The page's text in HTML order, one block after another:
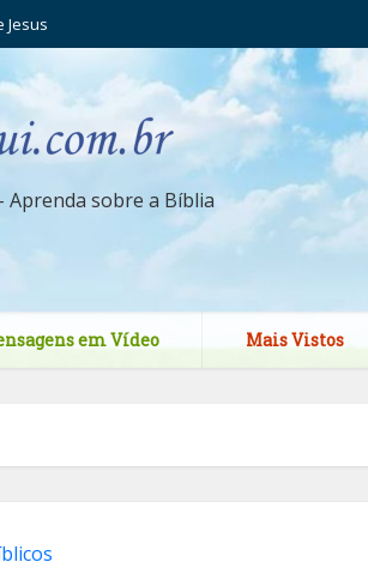
Jesus
Aprenda sobre a Bíblia
em Vídeo Mais Vistos